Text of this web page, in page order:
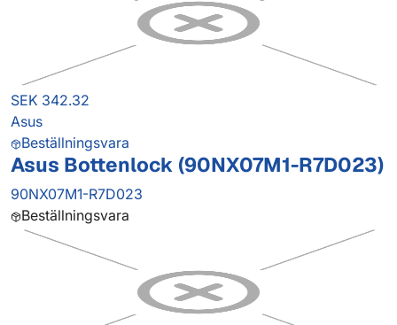
SEK 342.32
Asus
Beställningsvara
Asus Bottenlock (90NX07M1-R7D023)
90NX07M1-R7D023
Beställningsvara